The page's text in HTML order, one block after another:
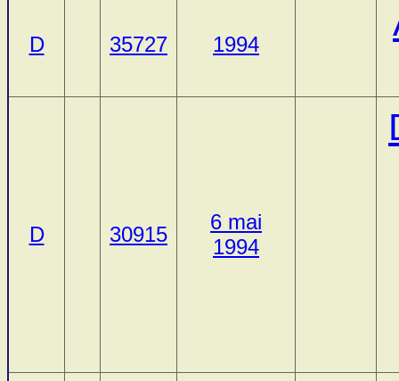
D 35727 1994
D 30915
6 mai
1994